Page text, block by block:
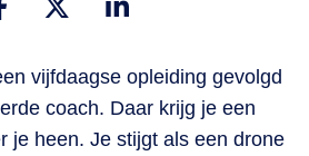
vijfdaagse opleiding gevolgd
coach. Daar krijg je een
je heen. Je stijgt als een drone